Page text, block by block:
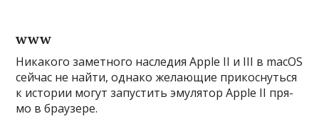
www
Ни­како­го замет­ного нас­ледия Apple II и III в macOS
сей­час не най­ти, одна­ко жела­ющие при­кос­нуть­ся
к исто­рии могут запус­тить эму­лятор Apple II пря­
мо в бра­узе­ре.